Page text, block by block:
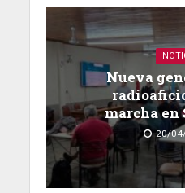
Nueva
marcha en
20/